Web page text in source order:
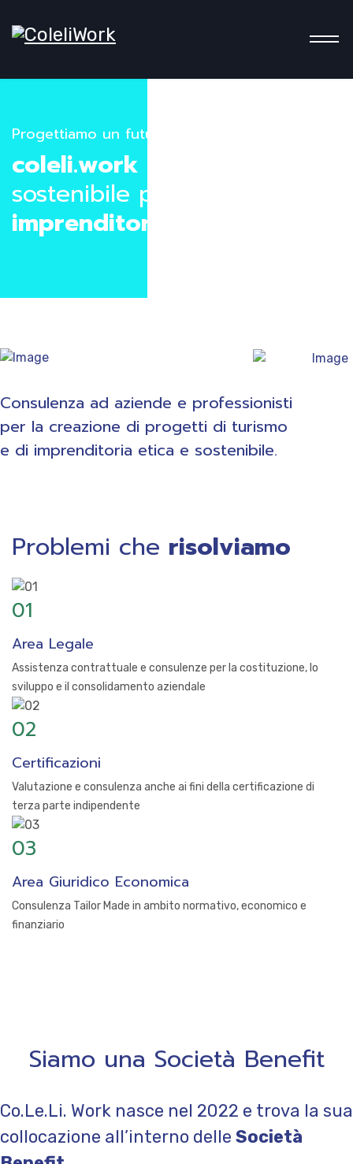
&
Progettiamo un futuro sostenibile
coleli.work
sostenibile per una
imprenditorialità etica
Consulenza ad aziende e professionisti
per la creazione di progetti di turismo
e di imprenditoria etica e sostenibile.
Problemi che risolviamo
01
Area Legale
Assistenza contrattuale e consulenze per la costituzione, lo
sviluppo e il consolidamento aziendale
02
Certificazioni
Valutazione e consulenza anche ai fini della certificazione di
terza parte indipendente
03
Area Giuridico Economica
Consulenza Tailor Made in ambito normativo, economico e
finanziario
Siamo una Società Benefit
Co.Le.Li. Work nasce nel 2022 e trova la sua
collocazione all’interno delle Società